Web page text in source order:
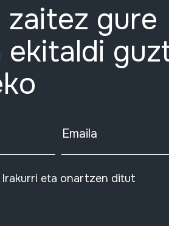
gure
Emaila
eta onartzen ditut